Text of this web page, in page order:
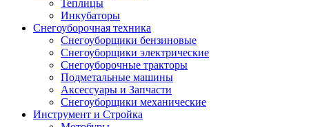
Теплицы
Инкубаторы
Снегоуборочная техника
Снегоуборщики бензиновые
Снегоуборщики электрические
Снегоуборочные тракторы
Подметальные машины
Аксессуары и Запчасти
Снегоуборщики механические
Инструмент и Стройка